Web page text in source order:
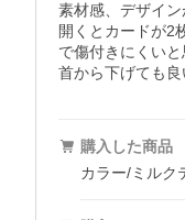
素材感、デザイン
開くとカードが2
で傷付きにくいと
首から下げても
購入した商品
カラー/ミルク